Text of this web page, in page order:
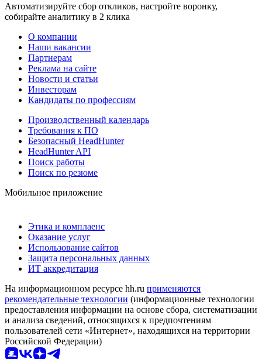
Автоматизируйте сбор откликов, настройте воронку,
собирайте аналитику в 2 клика
О компании
Наши вакансии
Партнерам
Реклама на сайте
Новости и статьи
Инвесторам
Кандидаты по профессиям
Производственный календарь
Требования к ПО
Безопасный HeadHunter
HeadHunter API
Поиск работы
Поиск по резюме
Мобильное приложение
Этика и комплаенс
Оказание услуг
Использование сайтов
Защита персональных данных
ИТ аккредитация
На информационном ресурсе hh.ru применяются
рекомендательные технологии (информационные технологии
предоставления информации на основе сбора, систематизации
и анализа сведений, относящихся к предпочтениям
пользователей сети «Интернет», находящихся на территории
Российской Федерации)